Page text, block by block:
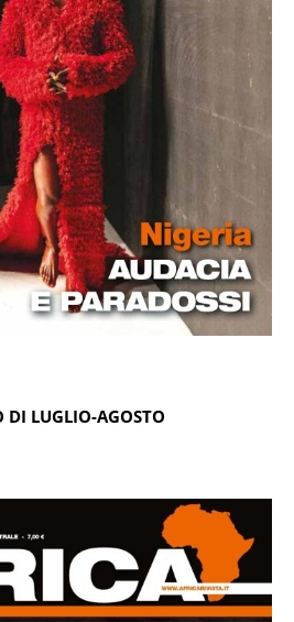
DI LUGLIO-AGOSTO